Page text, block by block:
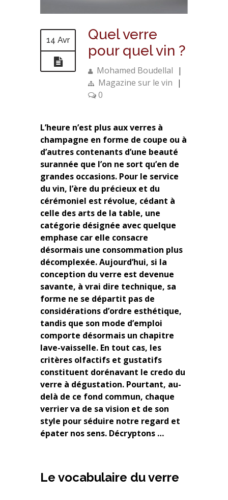
14 Avr
Quel verre
pour quel vin ?
Mohamed Boudellal |
Magazine sur le vin |
0
L’heure n’est plus aux verres à
champagne en forme de coupe ou à
d’autres contenants d’une beauté
surannée que l’on ne sort qu’en de
grandes occasions. Pour le service
du vin, l’ère du précieux et du
cérémoniel est révolue, cédant à
celle des arts de la table, une
catégorie désignée avec quelque
emphase car elle consacre
désormais une consommation plus
décomplexée. Aujourd’hui, si la
conception du verre est devenue
savante, à vrai dire technique, sa
forme ne se départit pas de
considérations d’ordre esthétique,
tandis que son mode d’emploi
comporte désormais un chapitre
lave-vaisselle. En tout cas, les
critères olfactifs et gustatifs
constituent dorénavant le credo du
verre à dégustation. Pourtant, au-
delà de ce fond commun, chaque
verrier va de sa vision et de son
style pour séduire notre regard et
épater nos sens. Décryptons …
Le vocabulaire du verre